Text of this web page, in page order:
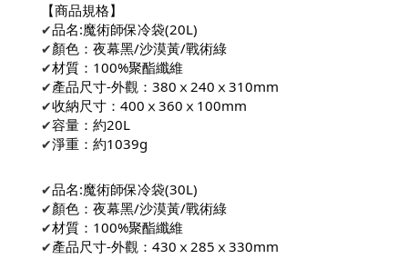
【商品規格】
✔品名:魔術師保冷袋(20L)
✔顏色：夜幕黑/沙漠黃/戰術綠
✔材質：100%聚酯纖維
✔產品尺寸-外觀：380ⅹ240ⅹ310mm
✔收納尺寸 ：400ⅹ360ⅹ100mm
✔容量：約20L
✔淨重：約1039g
✔品名:魔術師保冷袋(30L)
✔顏色：夜幕黑/沙漠黃/戰術綠
✔材質：100%聚酯纖維
✔產品尺寸-外觀：430ⅹ285ⅹ330mm